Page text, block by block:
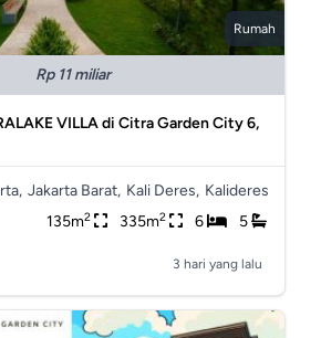
Rumah
Rp 11 miliar
VILLA di Citra Garden City 6,
Jakarta Barat, Kali Deres, Kalideres
135m2 335m2 6 5
3 hari yang lalu